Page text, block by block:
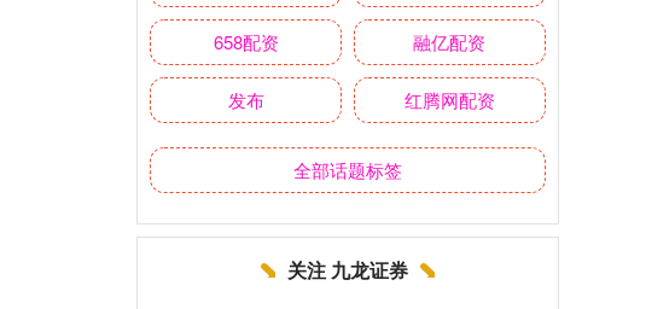
658配资 融亿配资
发布 红腾网配资
全部话题标签
关注 九龙证券